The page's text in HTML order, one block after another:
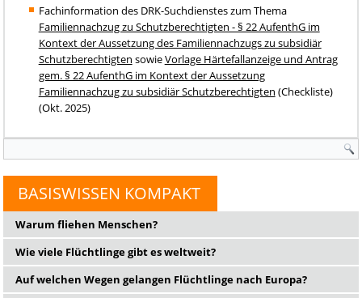
Fachinformation des DRK-Suchdienstes zum Thema
Familiennachzug zu Schutzberechtigten - § 22 AufenthG im
Kontext der Aussetzung des Familiennachzugs zu subsidiär
Schutzberechtigten sowieVorlage Härtefallanzeige und Antrag
gem. § 22 AufenthG im Kontext der Aussetzung
Familiennachzug zu subsidiär Schutzberechtigten (Checkliste)
(Okt. 2025)
Suchformular
BASISWISSEN KOMPAKT
Warum fliehen Menschen?
Wie viele Flüchtlinge gibt es weltweit?
Auf welchen Wegen gelangen Flüchtlinge nach Europa?